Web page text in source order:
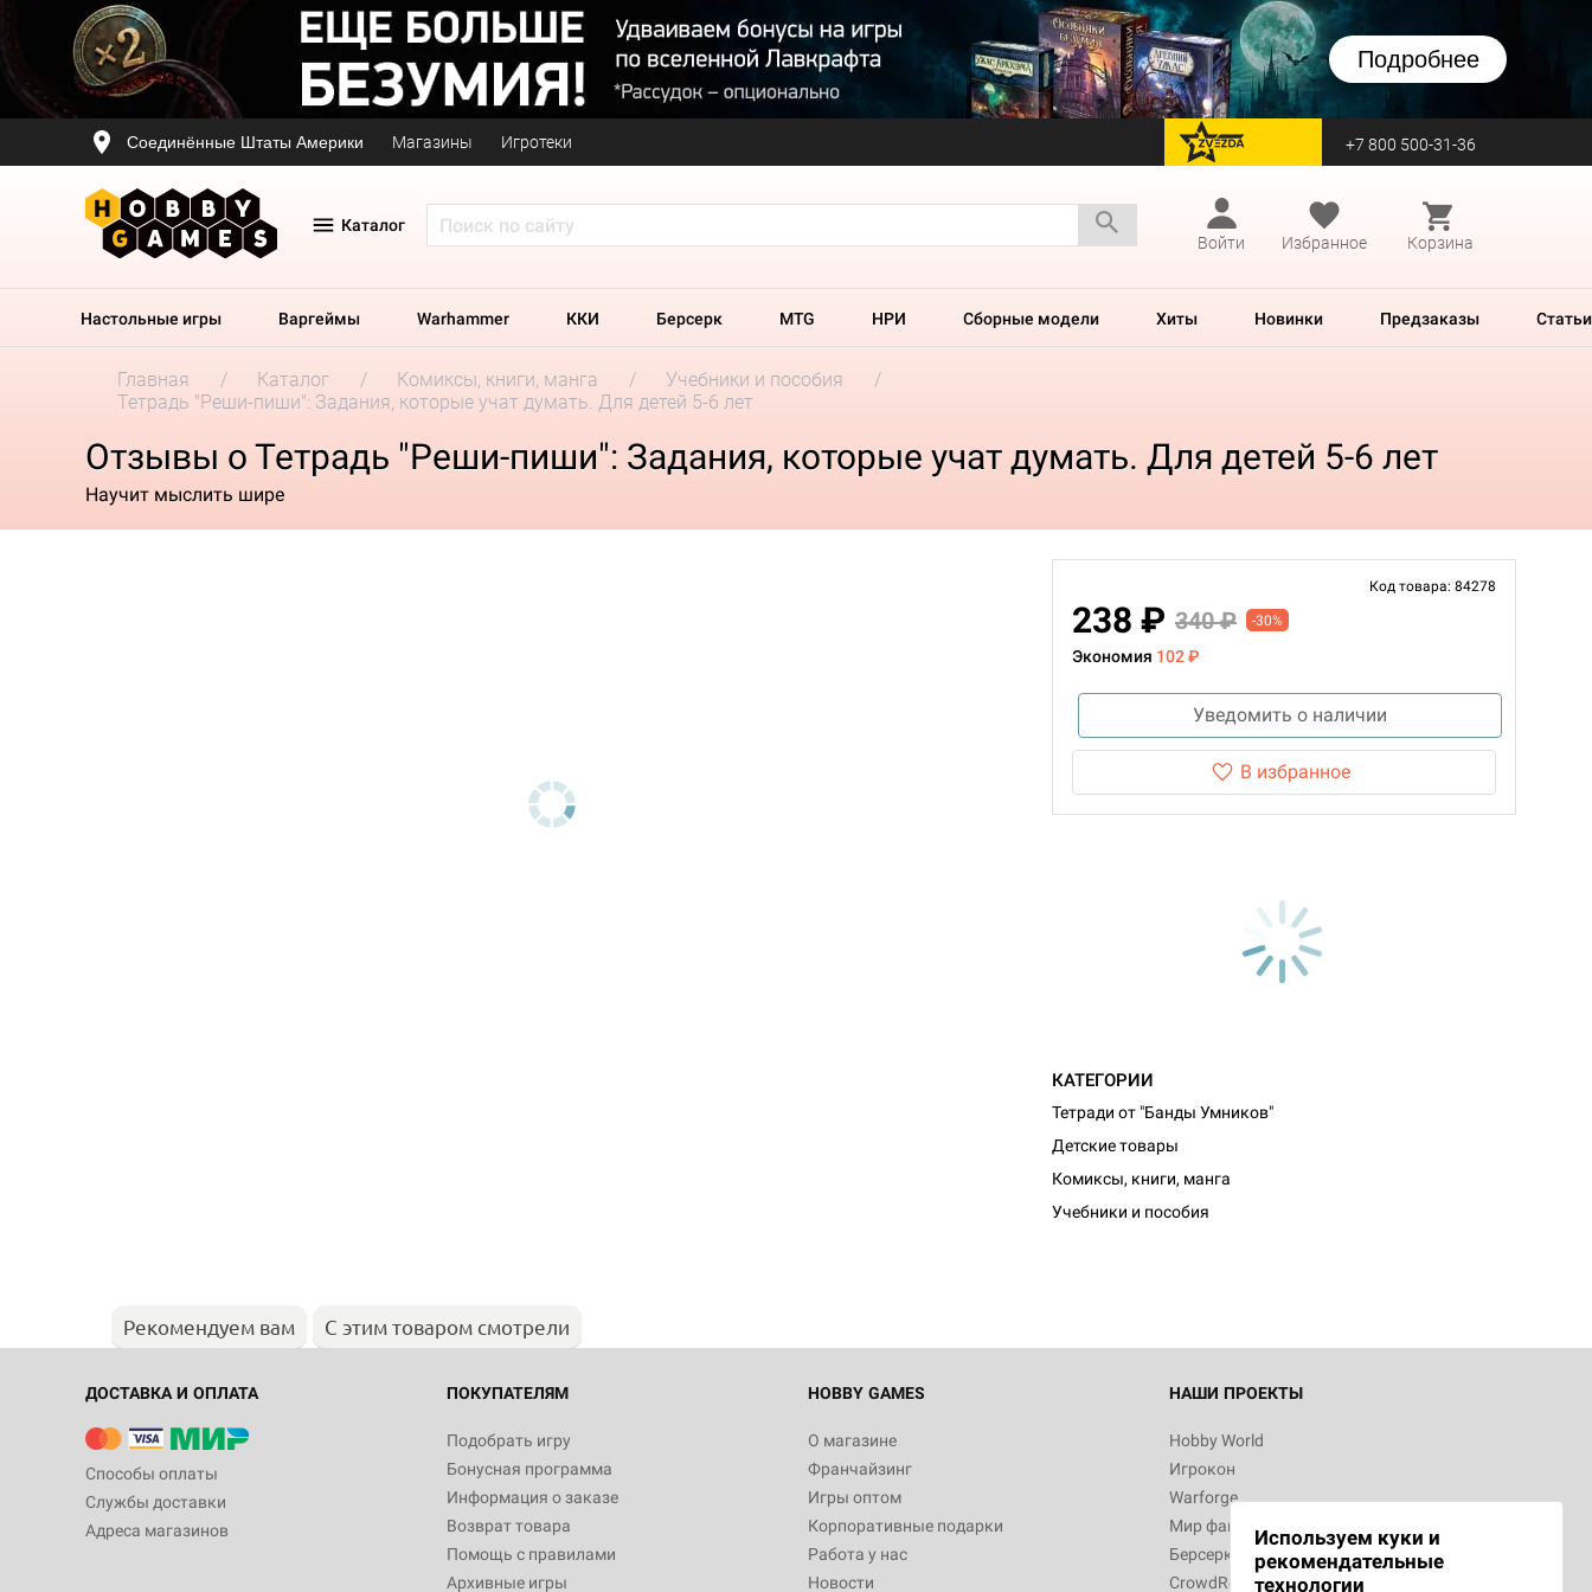
Подробнее
Соединённые Штаты Америки Магазины Игротеки перейти на Zvezda +7 800 500-31-36
Каталог
Войти
Избранное Корзина
Настольные игры Варгеймы Warhammer ККИ Берсерк MTG НРИ Сборные модели Хиты Новинки Предзаказы Статьи
Главная Каталог Комиксы, книги, манга
Учебники и пособия
Тетрадь "Реши-пиши": Задания, которые учат думать. Для детей 5-6 лет
Отзывы о Тетрадь "Реши-пиши": Задания, которые учат думать. Для детей 5-6 лет
Научит мыслить шире
Код товара: 84278
238 ₽ 340 ₽ -30%
Экономия 102 ₽
Уведомить о наличии
В избранное
КАТЕГОРИИ
Тетради от "Банды Умников"
Детские товары
Комиксы, книги, манга
Учебники и пособия
Рекомендуем вам С этим товаром смотрели
ДОСТАВКА И ОПЛАТА
Способы оплаты
Службы доставки
Адреса магазинов
ПОКУПАТЕЛЯМ
Подобрать игру
Бонусная программа
Информация о заказе
Возврат товара
Помощь с правилами
Архивные игры
HOBBY GAMES
О магазине
Франчайзинг
Игры оптом
Корпоративные подарки
Работа у нас
Новости
НАШИ ПРОЕКТЫ
Hobby World
Игрокон
Warforge
Мир фантастики
Берсерк
CrowdRepublic
Используем куки и
рекомендательные
технологии